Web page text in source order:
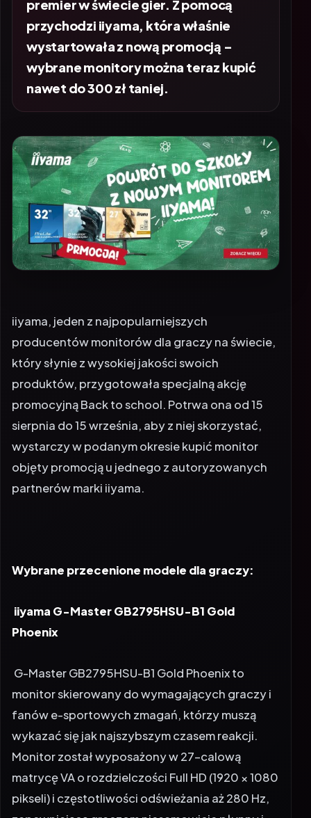
przychodzi iiyama, która właśnie
wystartowała z nową promocją –
wybrane monitory można teraz kupić
nawet do 300 zł taniej.
producentów monitorów dla graczy na świecie,
który słynie z wysokiej jakości swoich
produktów, przygotowała specjalną akcję
promocyjną Back to school. Potrwa ona od 15
sierpnia do 15 września, aby z niej skorzystać,
wystarczy w podanym okresie kupić monitor
objęty promocją u jednego z autoryzowanych
partnerów marki iiyama.
Phoenix
monitor skierowany do wymagających graczy i
fanów e-sportowych zmagań, którzy muszą
wykazać się jak najszybszym czasem reakcji.
Monitor został wyposażony w 27-calową
matrycę VA o rozdzielczości Full HD (1920 × 1080
pikseli) i częstotliwości odświeżania aż 280 Hz,
zapewniającą graczom niesamowicie płynny i